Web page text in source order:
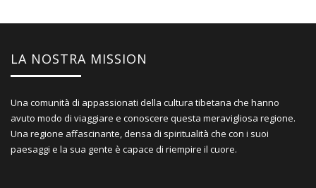
LA NOSTRA MISSION
Una comunità di appassionati della cultura tibetana che hanno
avuto modo di viaggiare e conoscere questa meravigliosa regione.
Una regione affascinante, densa di spiritualità che con i suoi
paesaggi e la sua gente è capace di riempire il cuore.